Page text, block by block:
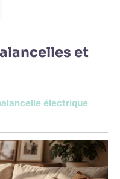
et
électrique